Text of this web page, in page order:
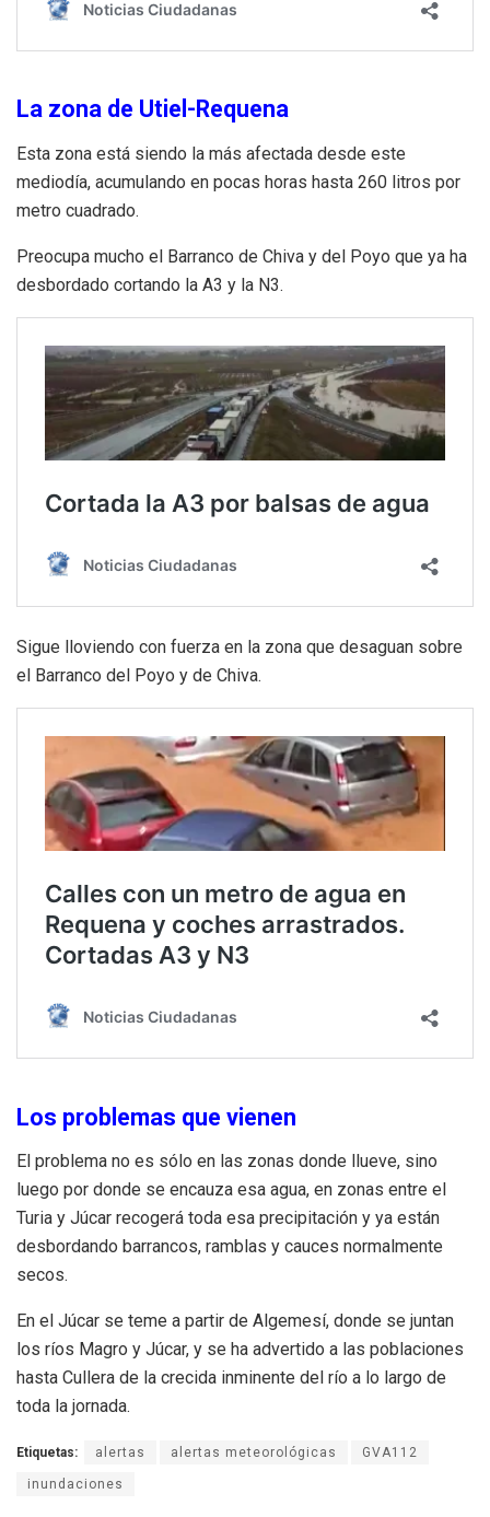
La zona de Utiel-Requena
Esta zona está siendo la más afectada desde este
mediodía, acumulando en pocas horas hasta 260 litros por
metro cuadrado.
Preocupa mucho el Barranco de Chiva y del Poyo que ya ha
desbordado cortando la A3 y la N3.
Sigue lloviendo con fuerza en la zona que desaguan sobre
el Barranco del Poyo y de Chiva.
Los problemas que vienen
El problema no es sólo en las zonas donde llueve, sino
luego por donde se encauza esa agua, en zonas entre el
Turia y Júcar recogerá toda esa precipitación y ya están
desbordando barrancos, ramblas y cauces normalmente
secos.
En el Júcar se teme a partir de Algemesí, donde se juntan
los ríos Magro y Júcar, y se ha advertido a las poblaciones
hasta Cullera de la crecida inminente del río a lo largo de
toda la jornada.
Etiquetas: alertas alertas meteorológicas GVA112
inundaciones